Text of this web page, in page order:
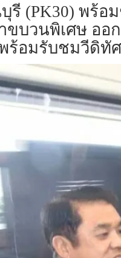
(PK30) พร้อ
บวนพิเศษ ออ
ร้อมรับชมวีดิทั